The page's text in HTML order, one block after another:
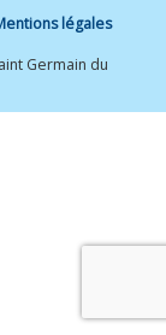
légales
Germain du